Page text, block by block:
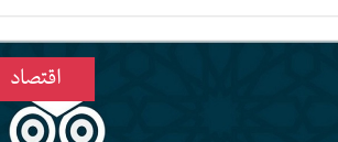
اقتصاد